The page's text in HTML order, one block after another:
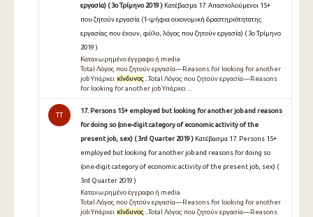
εργασία) ( 3ο Τρίμηνο 2019 ) Κατέβασμα 17. Απασχολούμενοι 15+
που ζητούν εργασία (1-ψήφια οικονομική δραστηριότητατης
εργασίας που έχουν, φύλο, λόγος που ζητούν εργασία) ( 3ο Τρίμηνο
2019 )
Καταχωρημένο έγγραφο ή media
Total Λόγος που ζητούν εργασία—Reasons for looking for another
job Υπάρχει κίνδυνος ...Total Λόγος που ζητούν εργασία—Reasons
for looking for another job Υπάρχει ...
TT
17. Persons 15+ employed but looking for another job and reasons
for doing so (one-digit category of economic activity of the
present job, sex) ( 3rd Quarter 2019 ) Κατέβασμα 17. Persons 15+
employed but looking for another job and reasons for doing so
(one-digit category of economic activity of the present job, sex) (
3rd Quarter 2019 )
Καταχωρημένο έγγραφο ή media
Total Λόγος που ζητούν εργασία—Reasons for looking for another
job Υπάρχει κίνδυνος...Total Λόγος που ζητούν εργασία—Reasons